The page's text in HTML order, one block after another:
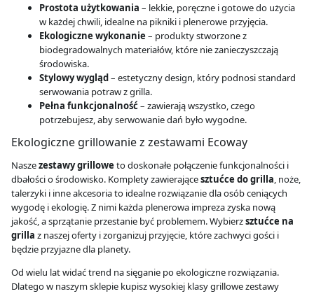
Prostota użytkowania – lekkie, poręczne i gotowe do użycia
w każdej chwili, idealne na pikniki i plenerowe przyjęcia.
Ekologiczne wykonanie – produkty stworzone z
biodegradowalnych materiałów, które nie zanieczyszczają
środowiska.
Stylowy wygląd– estetyczny design, który podnosi standard
serwowania potraw z grilla.
Pełna funkcjonalność– zawierają wszystko, czego
potrzebujesz, aby serwowanie dań było wygodne.
Ekologiczne grillowanie z zestawami Ecoway
Naszezestawy grillowe to doskonałe połączenie funkcjonalności i
dbałości o środowisko. Komplety zawierającesztućce do grilla, noże,
talerzyki i inne akcesoria to idealne rozwiązanie dla osób ceniących
wygodę i ekologię. Z nimi każda plenerowa impreza zyska nową
jakość, a sprzątanie przestanie być problemem. Wybierzsztućce na
grilla z naszej oferty i zorganizuj przyjęcie, które zachwyci gości i
będzie przyjazne dla planety.
Od wielu lat widać trend na sięganie po ekologiczne rozwiązania.
Dlatego w naszym sklepie kupisz wysokiej klasy grillowe zestawy